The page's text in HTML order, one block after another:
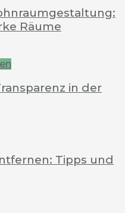
Räume
in der
Tipps und